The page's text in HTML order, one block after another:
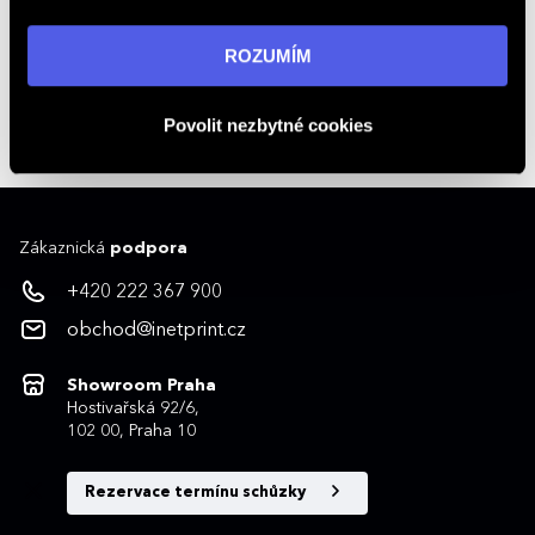
informací navštivte naši stránkuzásadách ochrany
ROZUMÍM
Povolit nezbytné cookies
+420 222 367 900
Kontakty na obchodníky
obchod@inetprint.cz
Zákaznická podpora
+420 222 367 900
obchod@inetprint.cz
Showroom Praha
Hostivařská 92/6,
102 00, Praha 10
Rezervace termínu schůzky